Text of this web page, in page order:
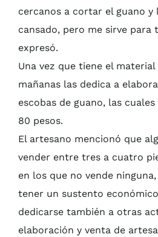
cercanos a cortar el guano y
cansado, pero me sirve para
expresó.
Una vez que tiene el material
mañanas las dedica a
escobas de guano, las
80 pesos.
El artesano mencionó que
vender entre tres a cuatro
en los que no vende
tener un sustento
dedicarse también a otras
elaboración y venta de